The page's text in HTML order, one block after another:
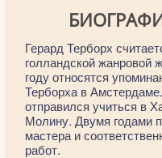
Герард Терборх
голландской жанровой
году относятся
Терборха в
отправился учиться в
Молину. Двумя годами
мастера и
работ.